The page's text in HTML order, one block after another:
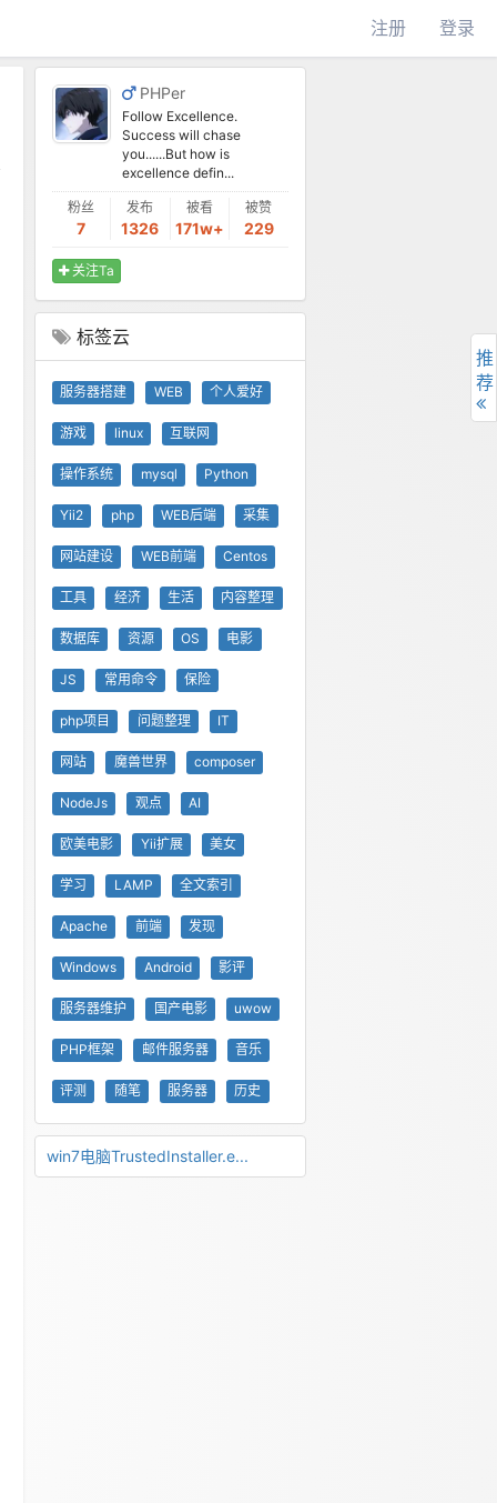
注册 登录
PHPer
Follow Excellence.
Success will chase
you......But how is
excellence defin...
粉丝
7
发布
1326
被看
171w+
被赞
229
关注Ta
标签云
服务器搭建 WEB 个人爱好
游戏 linux 互联网
操作系统 mysql Python
Yii2 php WEB后端 采集
网站建设 WEB前端 Centos
工具 经济 生活 内容整理
数据库 资源 OS 电影
JS 常用命令 保险
php项目 问题整理 IT
网站 魔兽世界 composer
NodeJs 观点 AI
欧美电影 Yii扩展 美女
学习 LAMP 全文索引
Apache 前端 发现
Windows Android 影评
服务器维护 国产电影 uwow
PHP框架 邮件服务器 音乐
评测 随笔 服务器 历史
win7电脑TrustedInstaller.e...
推
荐